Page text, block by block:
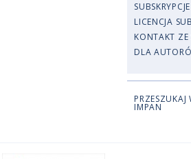
SUBSKRYPCJE
LICENCJA
KONTAKT ZE
DLA
IMPAN